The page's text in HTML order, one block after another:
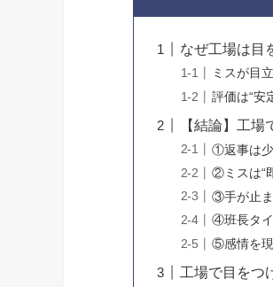
なぜ工場は目
ミスが目
評価は“安
【結論】工
①返事は
②ミスは“
③手が止
④班長タ
⑤感情を
工場で目をつ